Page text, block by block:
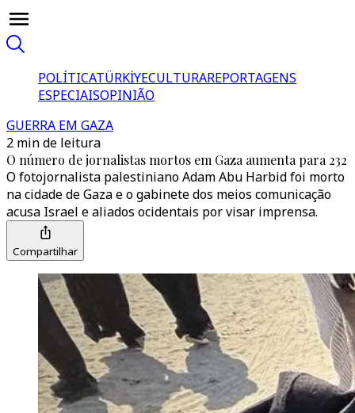
POLÍTICATÜRKİYECULTURAREPORTAGENS
ESPECIAISOPINIÃO
GUERRA EM GAZA
2 min de leitura
O número de jornalistas mortos em Gaza aumenta para 232
O fotojornalista palestiniano Adam Abu Harbid foi morto
na cidade de Gaza e o gabinete dos meios comunicação
acusa Israel e aliados ocidentais por visar imprensa.
Compartilhar